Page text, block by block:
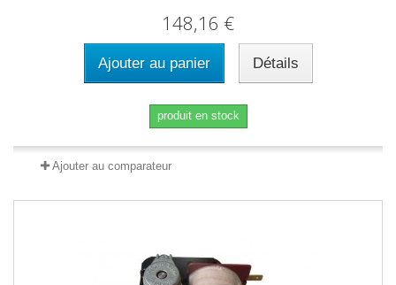
148,16 €
Ajouter au panier Détails
produit en stock
Ajouter au comparateur